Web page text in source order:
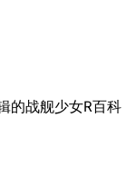
的战舰少女R百科